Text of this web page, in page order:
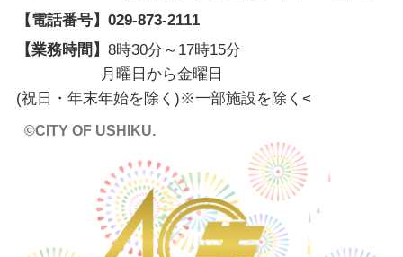
【電話番号】 029-873-2111
【業務時間】 8時30分～17時15分
月曜日から金曜日
(祝日・年末年始を除く)※一部施設を除く <
©CITY OF USHIKU.